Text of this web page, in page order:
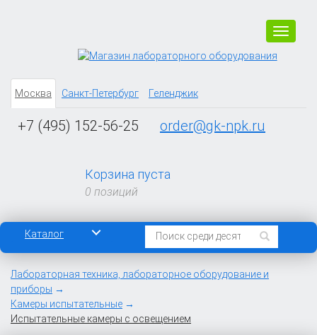
Москва Санкт-Петербург Геленджик
+7 (495) 152-56-25 order@gk-npk.ru
Корзина пуста
0 позиций
Каталог
Лабораторная техника, лабораторное оборудование и
приборы
Камеры испытательные
Испытательные камеры с освещением